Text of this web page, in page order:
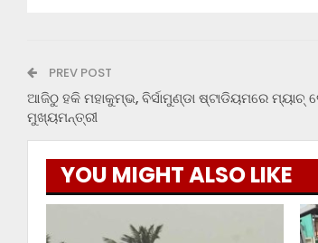
PREV POST
ଆଜିଠୁ ହକି ମହାକୁମ୍ଭ, ବିର୍ସାମୁଣ୍ଡା ଷ୍ଟାଡିୟମରେ ମ୍ୟାଚ୍‌
ମୁଖ୍ୟମନ୍ତ୍ରୀ
YOU MIGHT ALSO LIKE